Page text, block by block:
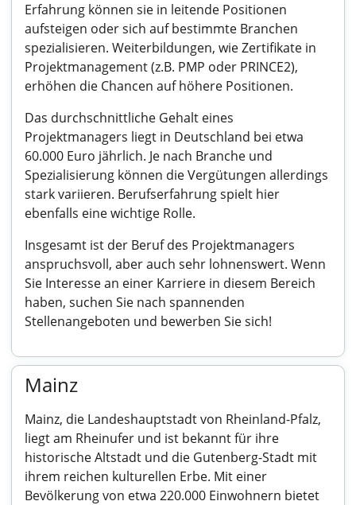
Erfahrung können sie in leitende Positionen
aufsteigen oder sich auf bestimmte Branchen
spezialisieren. Weiterbildungen, wie Zertifikate in
Projektmanagement (z.B. PMP oder PRINCE2),
erhöhen die Chancen auf höhere Positionen.
Das durchschnittliche Gehalt eines
Projektmanagers liegt in Deutschland bei etwa
60.000 Euro jährlich. Je nach Branche und
Spezialisierung können die Vergütungen allerdings
stark variieren. Berufserfahrung spielt hier
ebenfalls eine wichtige Rolle.
Insgesamt ist der Beruf des Projektmanagers
anspruchsvoll, aber auch sehr lohnenswert. Wenn
Sie Interesse an einer Karriere in diesem Bereich
haben, suchen Sie nach spannenden
Stellenangeboten und bewerben Sie sich!
Mainz
Mainz, die Landeshauptstadt von Rheinland-Pfalz,
liegt am Rheinufer und ist bekannt für ihre
historische Altstadt und die Gutenberg-Stadt mit
ihrem reichen kulturellen Erbe. Mit einer
Bevölkerung von etwa 220.000 Einwohnern bietet